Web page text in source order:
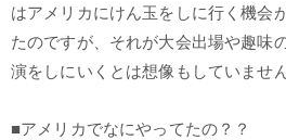
はアメリカにけん玉をしに行く機会
たのですが、それが大会出場や趣味
演をしにいくとは想像もしていませ
■アメリカでなにやってたの？？